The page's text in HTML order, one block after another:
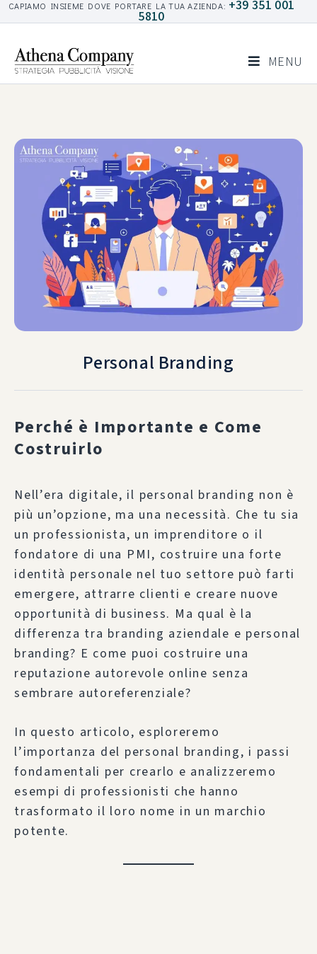
CAPIAMO INSIEME DOVE PORTARE LA TUA AZIENDA: +39 351 001
5810
MENU
Personal Branding
Perché è Importante e Come
Costruirlo
Nell’era digitale, il personal branding non è
più un’opzione, ma una necessità. Che tu sia
un professionista, un imprenditore o il
fondatore di una PMI, costruire una forte
identità personale nel tuo settore può farti
emergere, attrarre clienti e creare nuove
opportunità di business. Ma qual è la
differenza tra branding aziendale e personal
branding? E come puoi costruire una
reputazione autorevole online senza
sembrare autoreferenziale?
In questo articolo, esploreremo
l’importanza del personal branding, i passi
fondamentali per crearlo e analizzeremo
esempi di professionisti che hanno
trasformato il loro nome in un marchio
potente.